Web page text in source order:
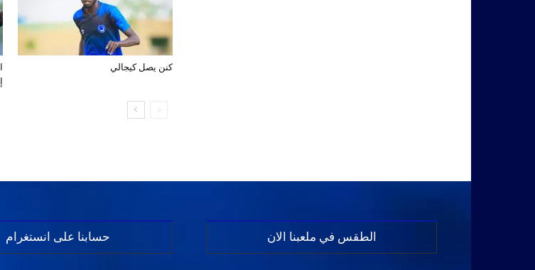
كنن يصل كيجالي
حسابنا على انستغرام الطقس في ملعبنا الان